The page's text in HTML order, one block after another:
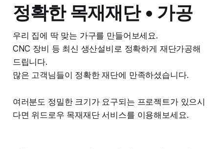
정확한 목재재단 • 가공
우리 집에 딱 맞는 가구를 만들어보세요.
CNC 장비 등 최신 생산설비로 정확하게 재단가공해
드립니다.
많은 고객님들이 정확한 재단에 만족하셨습니다.
여러분도 정밀한 크기가 요구되는 프로젝트가 있으시
다면 위드로우 목재재단 서비스를 이용해보세요.